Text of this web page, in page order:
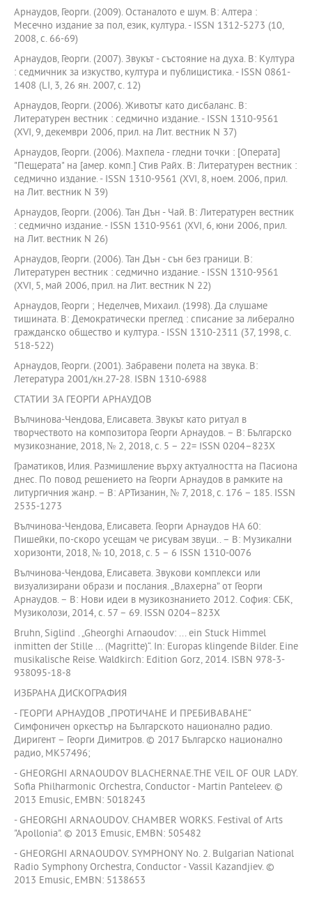
Арнаудов, Георги. (2009). Останалото е шум. В: Алтера :
Месечно издание за пол, език, култура. - ISSN 1312-5273 (10,
2008, с. 66-69)
Арнаудов, Георги. (2007). Звукът - състояние на духа. В: Култура
: седмичник за изкуство, култура и публицистика. - ISSN 0861-
1408 (LI, 3, 26 ян. 2007, с. 12)
Арнаудов, Георги. (2006). Животът като дисбаланс. В:
Литературен вестник : седмично издание. - ISSN 1310-9561
(XVI, 9, декември 2006, прил. на Лит. вестник N 37)
Арнаудов, Георги. (2006). Махпела - гледни точки : [Операта]
"Пещерата" на [амер. комп.] Стив Райх. В: Литературен вестник :
седмично издание. - ISSN 1310-9561 (XVI, 8, ноем. 2006, прил.
на Лит. вестник N 39)
Арнаудов, Георги. (2006). Тан Дън - Чай. В: Литературен вестник
: седмично издание. - ISSN 1310-9561 (XVI, 6, юни 2006, прил.
на Лит. вестник N 26)
Арнаудов, Георги. (2006). Тан Дън - сън без граници. В:
Литературен вестник : седмично издание. - ISSN 1310-9561
(XVI, 5, май 2006, прил. на Лит. вестник N 22)
Арнаудов, Георги ; Неделчев, Михаил. (1998). Да слушаме
тишината. В: Демократически преглед : списание за либерално
гражданско общество и култура. - ISSN 1310-2311 (37, 1998, с.
518-522)
Арнаудов, Георги. (2001). Забравени полета на звука. В:
Летература 2001/кн.27-28. ISBN 1310-6988
СТАТИИ ЗА ГЕОРГИ АРНАУДОВ
Вълчинова-Чендова, Елисавета. Звукът като ритуал в
творчеството на композитора Георги Арнаудов. – В: Българско
музикознание, 2018, № 2, 2018, с. 5 – 22= ISSN 0204–823X
Граматиков, Илия. Размишление върху актуалността на Пасиона
днес. По повод решението на Георги Арнаудов в рамките на
литургичния жанр. – В: АРТизанин, № 7, 2018, с. 176 – 185. ISSN
2535-1273
Вълчинова-Чендова, Елисавета. Георги Арнаудов НА 60:
Пишейки, по-скоро усещам че рисувам звуци.. – В: Музикални
хоризонти, 2018, № 10, 2018, с. 5 – 6 ISSN 1310-0076
Вълчинова-Чендова, Елисавета. Звукови комплекси или
визуализирани образи и послания. „Влахерна” от Георги
Арнаудов. – В: Нови идеи в музикознанието 2012. София: СБК,
Музиколози, 2014, с. 57 – 69. ISSN 0204–823X
Bruhn, Siglind . „Gheorghi Arnaoudov: ... ein Stuck Himmel
inmitten der Stille ... (Magritte)“. In: Europas klingende Bilder. Eine
musikalische Reise. Waldkirch: Edition Gorz, 2014. ISBN 978-3-
938095-18-8
ИЗБРАНА ДИСКОГРАФИЯ
- ГЕОРГИ АРНАУДОВ „ПРОТИЧАНЕ И ПРЕБИВАВАНЕ“
Симфоничен оркестър на Българското национално радио.
Диригент – Георги Димитров. © 2017 Българско национално
радио, MK57496;
- GHEORGHI ARNAOUDOV BLACHERNAE.THE VEIL OF OUR LADY.
Sofia Philharmonic Orchestra, Conductor - Martin Panteleev. ©
2013 Еmusic, EMBN: 5018243
- GHEORGHI ARNAOUDOV. CHAMBER WORKS. Festival of Arts
"Apollonia". © 2013 Еmusic, EMBN: 505482
- GHEORGHI ARNAOUDOV. SYMPHONY No. 2. Bulgarian National
Radio Symphony Orchestra, Conductor - Vassil Kazandjiev. ©
2013 Еmusic, EMBN: 5138653